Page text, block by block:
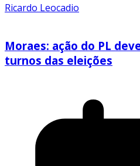
Ricardo Leocadio
Moraes: ação do PL
turnos das eleições